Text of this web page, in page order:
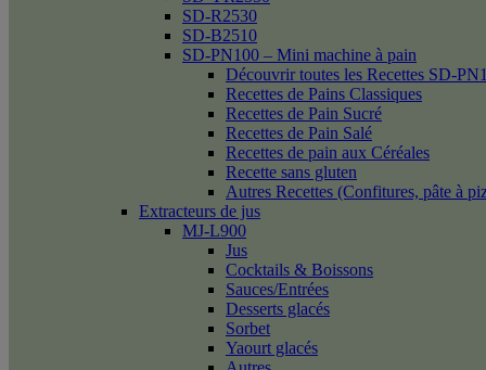
SD-R2530
SD-B2510
SD-PN100 – Mini machine à pain
Découvrir toutes les Recettes SD-
Recettes de Pains Classiques
Recettes de Pain Sucré
Recettes de Pain Salé
Recettes de pain aux Céréales
Recette sans gluten
Autres Recettes (Confitures, pâte à
Extracteurs de jus
MJ-L900
Jus
Cocktails & Boissons
Sauces/Entrées
Desserts glacés
Sorbet
Yaourt glacés